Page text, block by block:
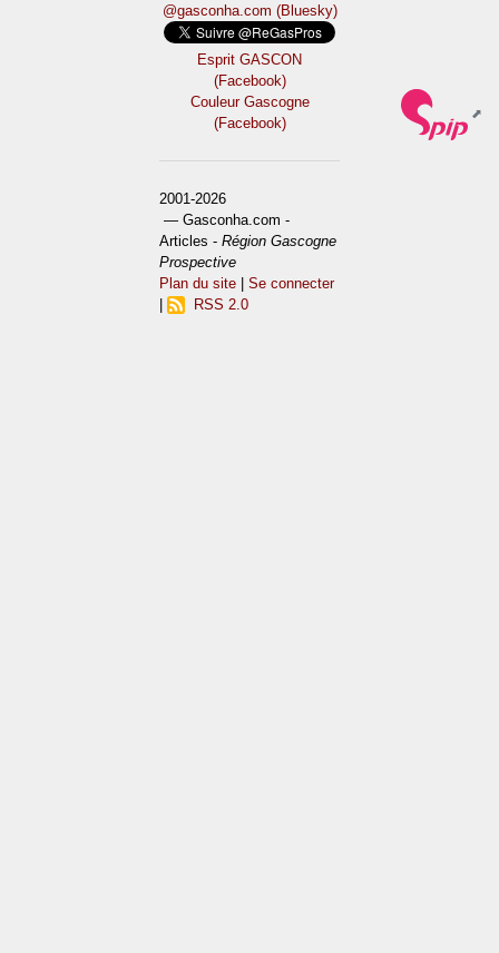
@gasconha.com (Bluesky)
Esprit GASCON
(Facebook)
Couleur Gascogne
(Facebook)
2001-2026
— Gasconha.com -
Articles -Région Gascogne
Prospective
Plan du site |Se connecter
RSS 2.0